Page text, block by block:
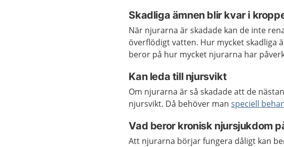
Skadliga ämnen blir kvar i
När njurarna är skadade kan de inte
överflödigt vatten. Hur mycket skadliga
beror på hur mycket njurarna har
Kan leda till njursvikt
Om njurarna är så skadade att de
njursvikt. Då behöver manspeciell
Vad beror kronisk njursjukdom
Att njurarna börjar fungera dåligt kan